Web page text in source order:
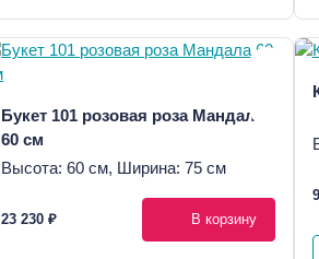
Букет 101 розовая роза Мандала
60 см
Высота: 60 см, Ширина: 75 см
23 230 ₽ В корзину